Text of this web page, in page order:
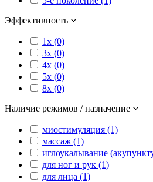
Эффективность
1x (0)
3x (0)
4x (0)
5x (0)
8x (0)
Наличие режимов / назначение
миостимуляция (1)
массаж (1)
иглоукалывание
для ног и рук (1)
для лица (1)